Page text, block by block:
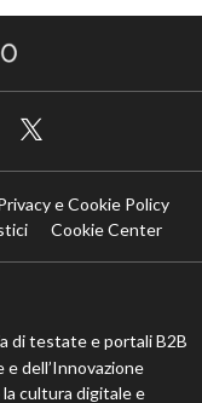
e Cookie Policy
Cookie Center
di testate e portali B2B
dell’Innovazione
cultura digitale e